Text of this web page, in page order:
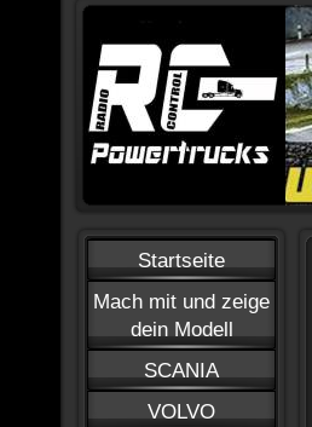
Startseite
Mach mit und zeige
dein Modell
SCANIA
VOLVO